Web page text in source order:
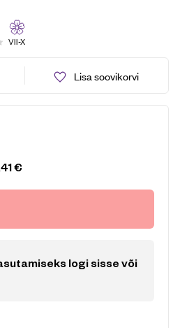
VII-X
Lisa soovikorvi
€
logi sisse või